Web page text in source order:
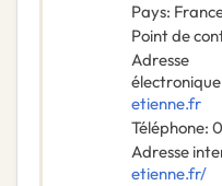
Pays:
Point de
Adresse
électronique
etienne.fr
Téléphone:
Adresse
etienne.fr/